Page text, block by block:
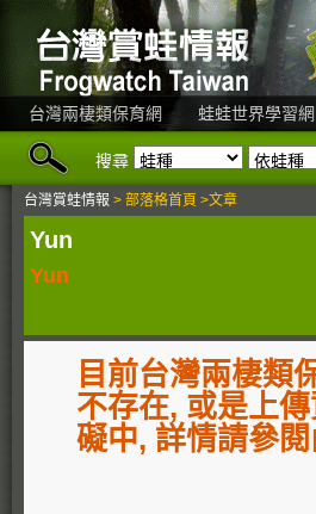
台灣兩棲類保育網 蛙蛙世界學習網
搜尋
台灣賞蛙情報 > 部落格首頁 >文章
Yun
Yun
目前台灣兩棲類
不存在, 或是上
礙中, 詳情請參